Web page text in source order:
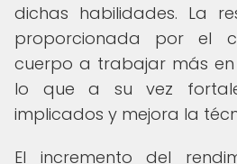
dichas habilidades. La
proporcionada por el
cuerpo a trabajar más
lo que a su vez
implicados y mejora la
El incremento del